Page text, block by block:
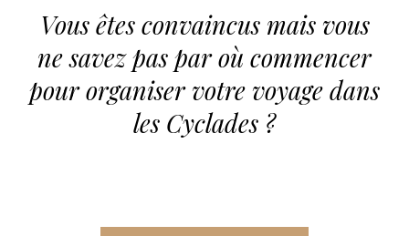
Vous êtes convaincus mais vous
ne savez pas par où commencer
pour organiser votre voyage dans
les Cyclades ?